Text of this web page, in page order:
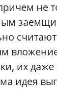
не
их даже
идея